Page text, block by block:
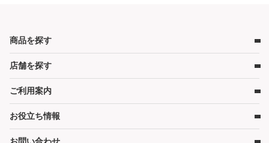
商品を探す
ベビー用品
ベビーベッド
ベビーマットレス・ベビー布団
チャイルドシート
ハイローチェア・ベビーチェア
店舗を探す
店舗検索
ご利用案内
レンタルの流れ
お役立ち情報